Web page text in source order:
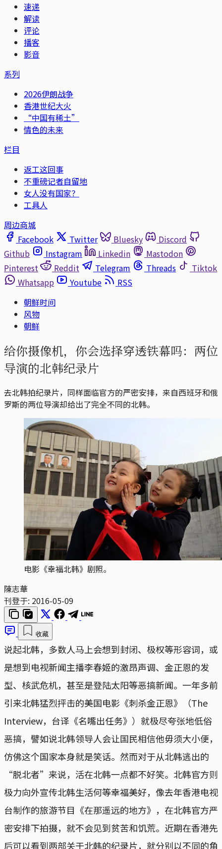
速递
解读
评论
播客
影音
系列
2026伊朗战争
香港世纪大火
“中国有稀土”
情色的未来
栏目
返工这回事
不重磅记者自留地
女人没有国家？
工具人
周边商城
Facebook
Twitter Bluesky
Discord
Github
Instagram Linkedin
Mastodon
Pinterest
Reddit Telegram Threads
Tiktok
Whatsapp
Youtube
RSS
朝鲜时间
风物
朝鲜
给你摄像机，你会选择穿透铁幕吗：两位
导演的北韩纪录片
去北韩拍纪录片，同样面临官方的严密安排，来自西班牙和俄
罗斯的两位导演却给出了完全不同的北韩。
电影《幸福北韩》剧照。
陳志華
刊登于: 2016-05-09
收藏
说起北韩，多数人马上会想到封闭、极权等形容词，或
是想到电视新闻主播李春姬的激昂声调、金正恩的发
型、核武危机，甚至是登陆太阳等恶搞新闻。一年多前
引来北韩猛烈抨击的美国电影《刺杀金正恩》（The
Interview，台译《名嘴出任务》）就极尽夸张地低俗
恶搞，譬如说北韩领导人会让国民相信他毋须大小便，
仿佛这个国家本身就是笑话。然而对于从北韩逃出的
“脱北者”来说，活在北韩一点都不好笑。北韩官方则
极力向外宣传北韩生活何等幸福美好，像去年香港电视
台制作的旅游节目《在那遥远的地方》，在北韩官方严
密安排下拍摄，就不会见到贫苦和饥荒。近期在香港先
后可以看到两部关于北韩的纪录片，就分别以不同的角